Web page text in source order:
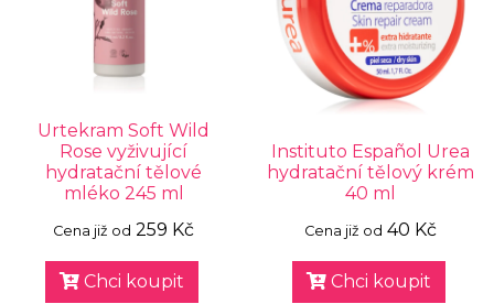
Urtekram Soft Wild
Rose vyživující
hydratační tělové
mléko 245 ml
Cena již od 259 Kč
Chci koupit
Instituto Español Urea
hydratační tělový krém
40 ml
Cena již od 40 Kč
Chci koupit